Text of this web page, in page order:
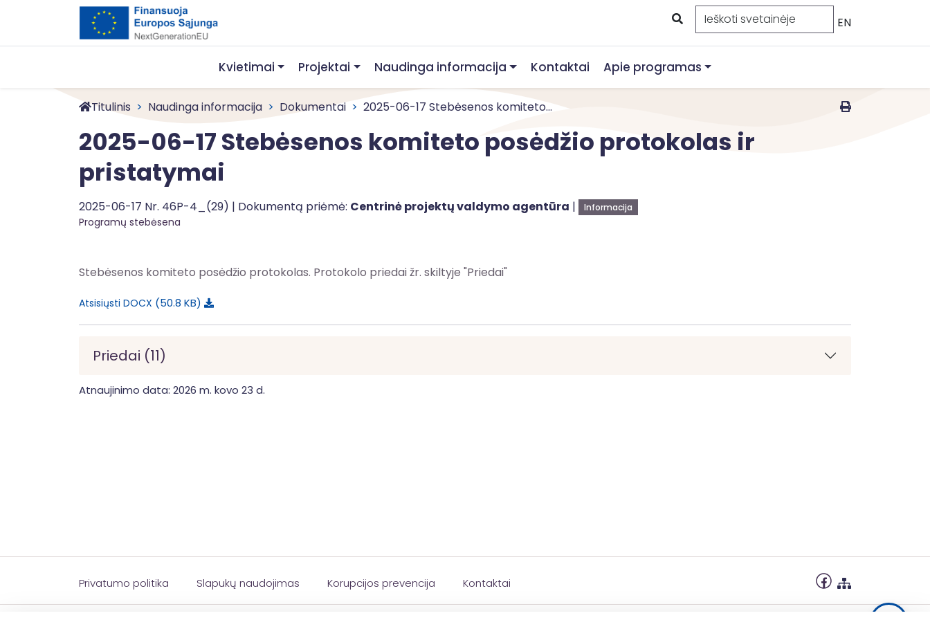
EN
Kvietimai Projektai Naudinga informacija Kontaktai Apie programas
Titulinis Naudinga informacija Dokumentai 2025-06-17 Stebėsenos komiteto...
2025-06-17 Stebėsenos komiteto posėdžio protokolas ir
pristatymai
2025-06-17 Nr. 46P-4_(29) | Dokumentą priėmė: Centrinė projektų valdymo agentūra | Informacija
Programų stebėsena
Stebėsenos komiteto posėdžio protokolas. Protokolo priedai žr. skiltyje "Priedai"
Atsisiųsti DOCX 50.8 KB
Priedai (11)
Atnaujinimo data: 2026 m. kovo 23 d.
Privatumo politika Slapukų naudojimas Korupcijos prevencija Kontaktai